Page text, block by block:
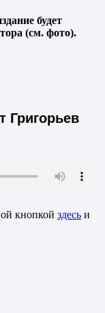
будет
(см. фото).
Григорьев
кнопкой здесь и